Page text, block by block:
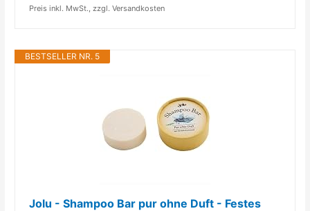
Preis inkl. MwSt., zzgl. Versandkosten
BESTSELLER NR. 5
Jolu - Shampoo Bar pur ohne Duft - Festes